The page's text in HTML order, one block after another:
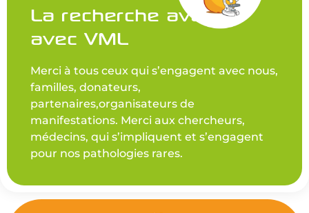
La recherche avance
avec VML
Merci à tous ceux qui s’engagent avec nous,
familles, donateurs,
partenaires,organisateurs de
manifestations. Merci aux chercheurs,
médecins, qui s’impliquent et s’engagent
pour nos pathologies rares.